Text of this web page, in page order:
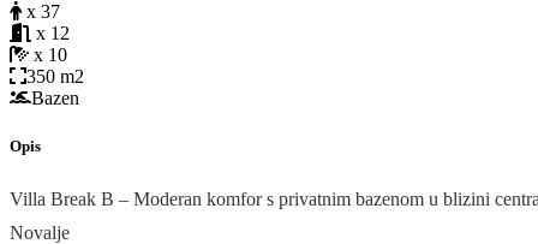
x 37
x 12
x 10
350 m2
Bazen
Opis
Villa Break B – Moderan komfor s privatnim bazenom u blizini
Novalje